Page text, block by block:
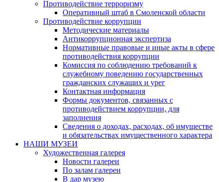
Противодействие терроризму
Оперативный штаб в Смоленской области
Противодействие коррупции
Методические материалы
Антикоррупционная экспертиза
Нормативные правовые и иные акты в сфере
противодействия коррупции
Комиссия по соблюдению требований к
служебному поведению государственных
гражданских служащих и урег
Контактная информация
Формы документов, связанных с
противодействием коррупции, для
заполнения
Сведения о доходах, расходах, об имуществе
и обязательствах имущественного характера
НАШИ МУЗЕИ
Художественная галерея
Новости галереи
По залам галереи
В дар музею